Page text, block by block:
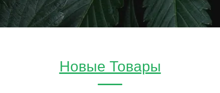
Новые Товары